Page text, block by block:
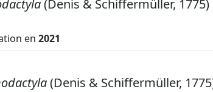
(Denis & Schiffermüller, 1775)
en 2021
(Denis & Schiffermüller,